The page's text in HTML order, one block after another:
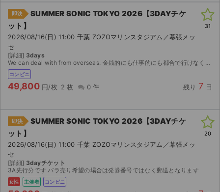
即決
SUMMER SONIC TOKYO 2026【3DAYチケ
ット】
2026/08/16(日) 11:00 千葉 ZOZOマリンスタジアム／幕張メッ
セ
[詳細] 3days
We can deal with from overseas. 金銭的にも仕事的にも都合で行けなくなったためお譲りします。 公演3日前の14時より発券可能となります。よろしくお願いいたします。
コンビニ
49,800 円/枚 2 枚 0 件 残り 7 日
31
即決
SUMMER SONIC TOKYO 2026【3DAYチケ
ット】
2026/08/16(日) 11:00 千葉 ZOZOマリンスタジアム／幕張メッ
セ
[詳細] 3dayチケット
3A先行分です バラ売り希望の場合は発券番号ではなく郵送となります
女性 主催者 コンビニ
20